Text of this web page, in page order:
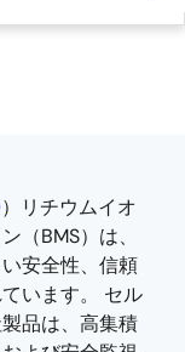
）リチウムイオ
（BMS）は、
安全性、信頼
います。 セル
品は、高集積